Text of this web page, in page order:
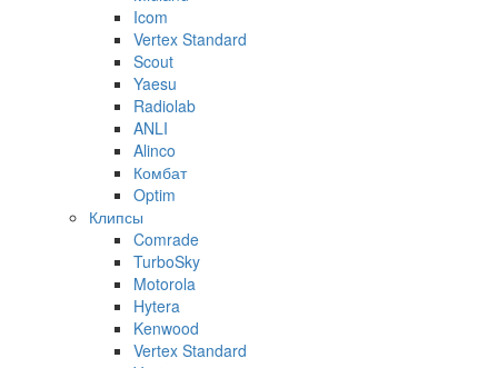
Icom
Vertex Standard
Scout
Yaesu
Radiolab
ANLI
Alinco
Комбат
Optim
Клипсы
Comrade
TurboSky
Motorola
Hytera
Kenwood
Vertex Standard